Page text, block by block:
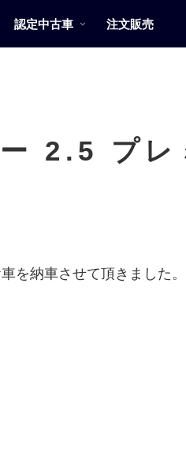
認定中古車 注文販売
2.5 プレ
を納車させて頂きました。